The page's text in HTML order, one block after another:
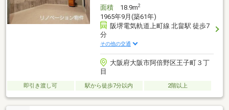
面積18.9m2
1965年9月(築61年)
阪堺電気軌道上町線 北畠駅 徒歩7
分
その他の交通
大阪府大阪市阿倍野区王子町３丁
目
即引き渡し可 駅から徒歩7分以内 2階以上